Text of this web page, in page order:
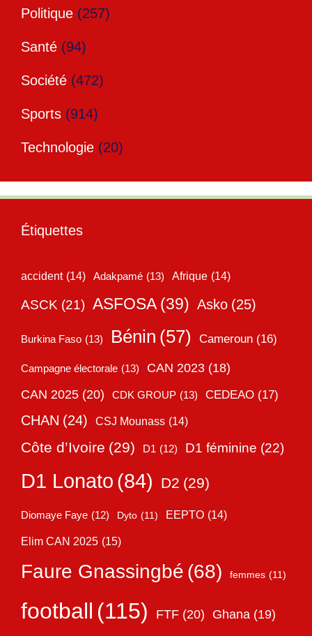
Politique (257)
Santé (94)
Société (472)
Sports (914)
Technologie (20)
Étiquettes
accident (14) Adakpamé (13) Afrique (14)
ASCK (21) ASFOSA (39) Asko (25)
Burkina Faso (13) Bénin (57) Cameroun (16)
Campagne électorale (13) CAN 2023 (18)
CAN 2025 (20) CDK GROUP (13) CEDEAO (17)
CHAN (24) CSJ Mounass (14)
Côte d’Ivoire (29) D1 (12) D1 féminine (22)
D1 Lonato (84) D2 (29)
Diomaye Faye (12) Dyto (11) EEPTO (14)
Elim CAN 2025 (15)
Faure Gnassingbé (68) femmes (11)
football (115) FTF (20) Ghana (19)